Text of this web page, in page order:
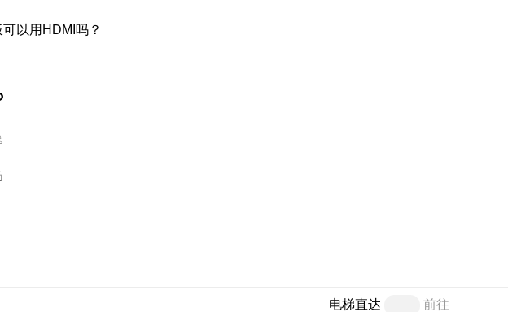
以用HDMI吗？
电梯直达
前往